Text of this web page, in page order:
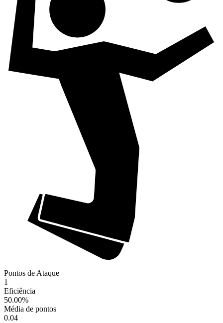
Pontos de Ataque
1
Eficiência
50.00%
Média de pontos
0.04